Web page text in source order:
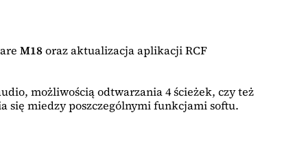
M18oraz aktualizacja aplikacji RCF
możliwością odtwarzania 4 ścieżek, czy też
się miedzy poszczególnymi funkcjami softu.